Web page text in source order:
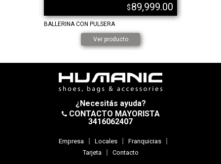
$89,999.00
BALLERINA CON PULSERA
Ver producto
¿Necesitás ayuda?
CONTACTO MAYORISTA
3416062407
Empresa Locales
Franquicias
Tarjeta
Contacto